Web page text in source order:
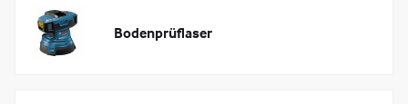
Bodenprüflaser